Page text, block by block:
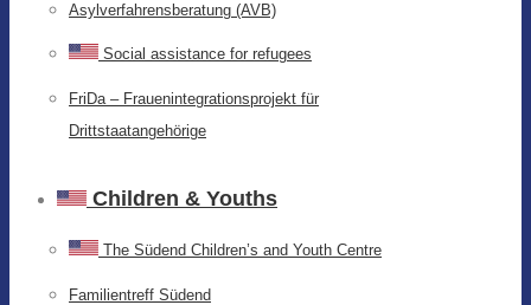
Asylverfahrensberatung (AVB)
Social assistance for refugees
FriDa – Frauenintegrationsprojekt für
Drittstaatangehörige
Children & Youths
The Südend Children’s and Youth Centre
Familientreff Südend